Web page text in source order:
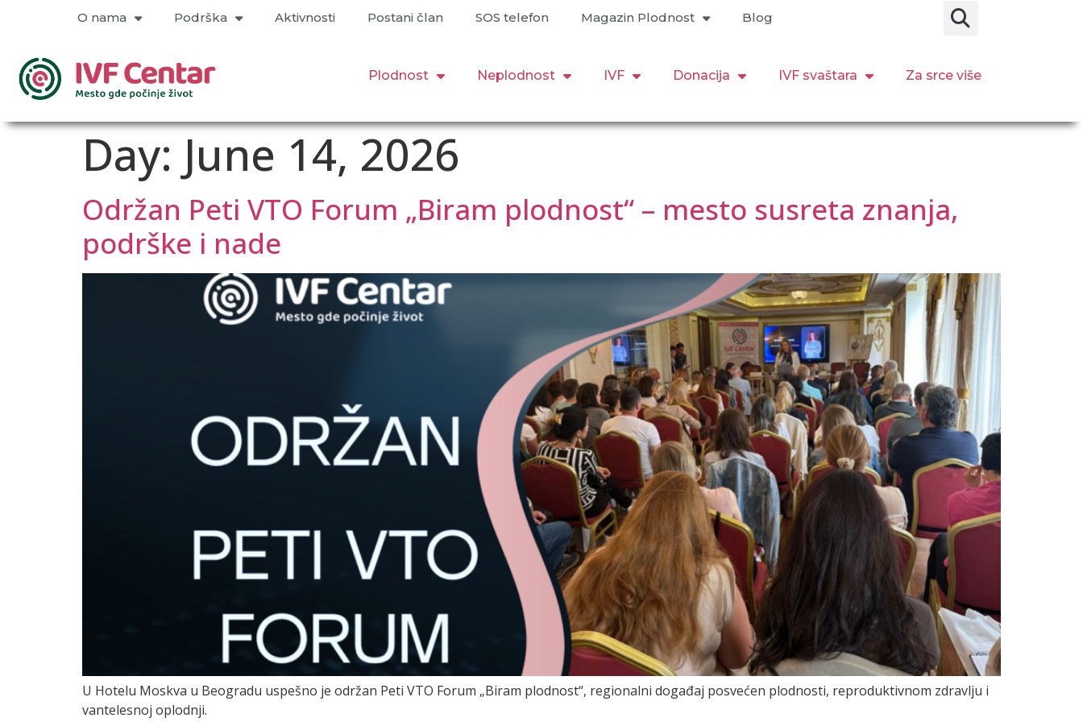
O nama Podrška Aktivnosti Postani član SOS telefon Magazin Plodnost Blog
Plodnost Neplodnost IVF Donacija IVF svaštara Za srce više
Day: June 14, 2026
Održan Peti VTO Forum „Biram plodnost“ – mesto susreta znanja,
podrške i nade
U Hotelu Moskva u Beogradu uspešno je održan Peti VTO Forum „Biram plodnost“, regionalni događaj posvećen plodnosti, reproduktivnom zdravlju i
vantelesnoj oplodnji.